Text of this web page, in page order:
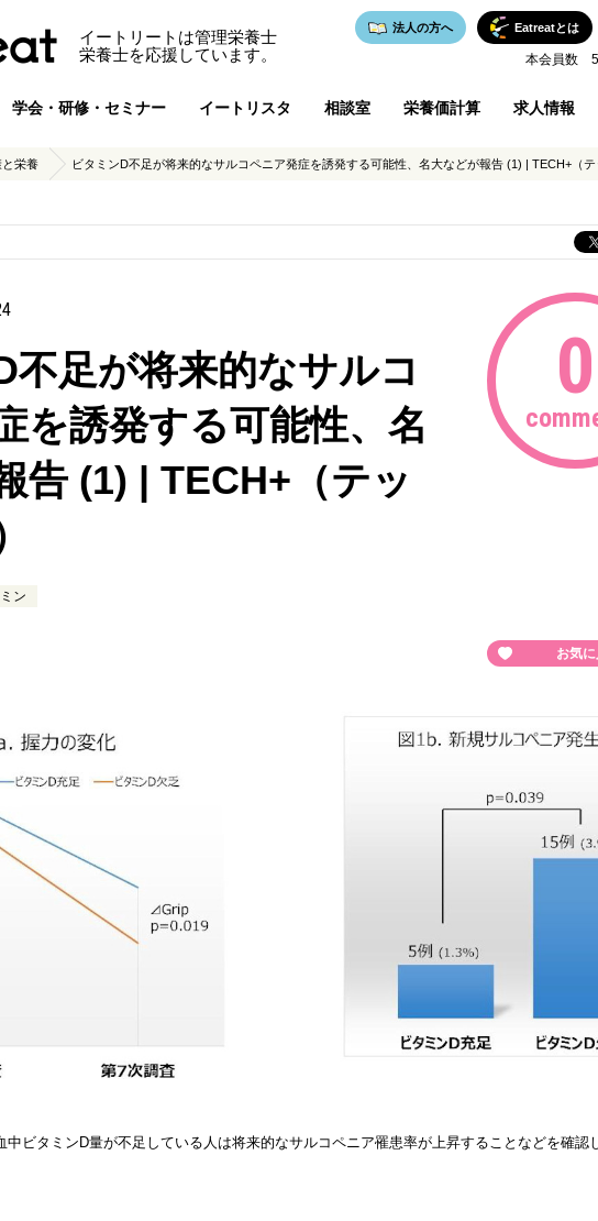
イートリートは管理栄養士
栄養士を応援しています。
Eatreatとは
法人の方へ
本会員数
学会・研修・セミナー イートリスタ 相談室 栄養価計算 求人情報
と栄養 ビタミンD不足が将来的なサルコペニア発症を誘発する可能性、名大などが報告 (1) | TECH+（テ
不足が将来的なサルコ
を誘発する可能性、名
告 (1) | TECH+（テッ
ン
0
お気に
中ビタミンD量が不足している人は将来的なサルコペニア罹患率が上昇することなどを確認